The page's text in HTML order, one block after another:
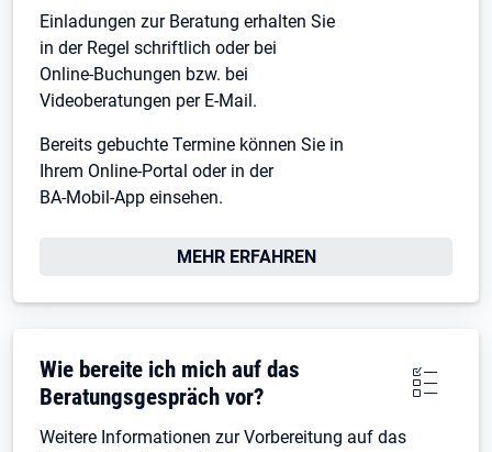
Einladungen zur Beratung erhalten Sie
in der Regel schriftlich oder bei
Online-Buchungen bzw. bei
Videoberatungen per E-Mail.
Bereits gebuchte Termine können Sie in
Ihrem Online-Portal oder in der
BA-Mobil-App einsehen.
MEHR ERFAHREN
Wie bereite ich mich auf das
Beratungsgespräch vor?
Weitere Informationen zur Vorbereitung auf das